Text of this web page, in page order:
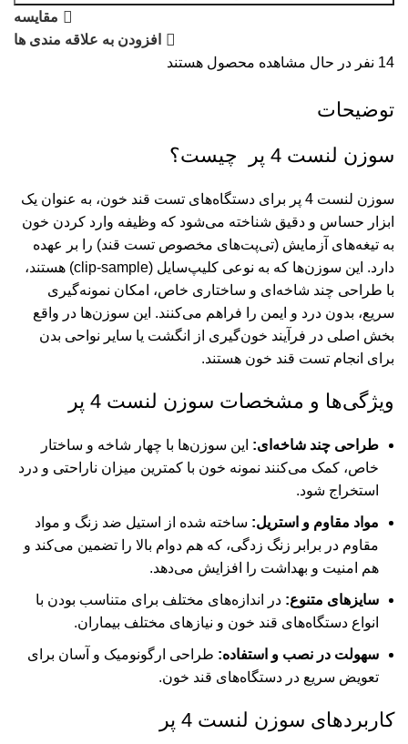
مقایسه
افزودن به علاقه مندی ها
14 نفر در حال مشاهده محصول هستند
توضیحات
سوزن لنست 4 پر چیست؟
سوزن لنست 4 پر برای دستگاه‌های تست قند خون، به عنوان یک
ابزار حساس و دقیق شناخته می‌شود که وظیفه وارد کردن خون
به تیغه‌های آزمایش (تی‌پت‌های مخصوص تست قند) را بر عهده
دارد. این سوزن‌ها که به نوعی کليپ‌سايل (clip-sample) هستند،
با طراحی چند شاخه‌ای و ساختاری خاص، امکان نمونه‌گیری
سریع، بدون درد و ایمن را فراهم می‌کنند. این سوزن‌ها در واقع
بخش اصلی در فرآیند خون‌گیری از انگشت یا سایر نواحی بدن
برای انجام تست قند خون هستند.
ویژگی‌ها و مشخصات سوزن لنست 4 پر
طراحی چند شاخه‌ای: این سوزن‌ها با چهار شاخه و ساختار
خاص، کمک می‌کنند نمونه خون با کمترین میزان ناراحتی و درد
استخراج شود.
مواد مقاوم و استریل: ساخته شده از استیل ضد زنگ و مواد
مقاوم در برابر زنگ زدگی، که هم دوام بالا را تضمین می‌کند و
هم امنیت و بهداشت را افزایش می‌دهد.
سایزهای متنوع: در اندازه‌های مختلف برای متناسب بودن با
انواع دستگاه‌های قند خون و نیازهای مختلف بیماران.
سهولت در نصب و استفاده: طراحی ارگونومیک و آسان برای
تعویض سریع در دستگاه‌های قند خون.
کاربردهای سوزن لنست 4 پر